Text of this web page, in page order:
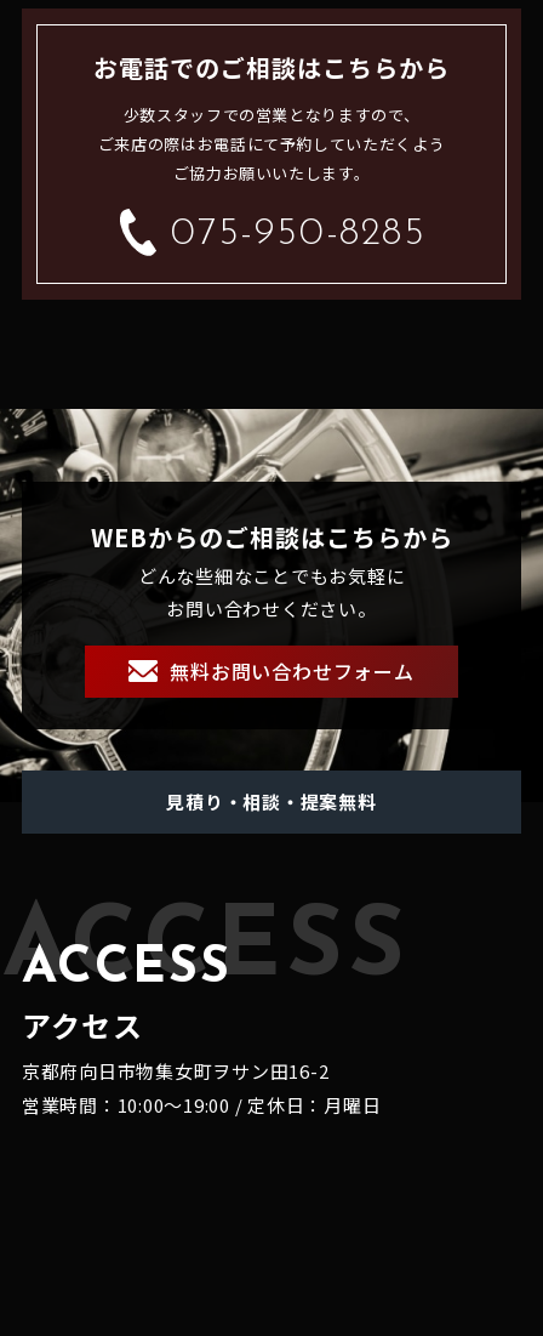
お電話でのご相談はこちらから
少数スタッフでの営業となりますので、
ご来店の際はお電話にて予約していただくよう
ご協力お願いいたします。
075-950-8285
WEBからのご相談はこちらから
どんな些細なことでもお気軽に
お問い合わせください。
無料お問い合わせフォーム
見積り・相談・提案無料
ACCESS
ACCESS
アクセス
京都府向日市物集女町ヲサン田16-2
営業時間：10:00～19:00 / 定休日：月曜日